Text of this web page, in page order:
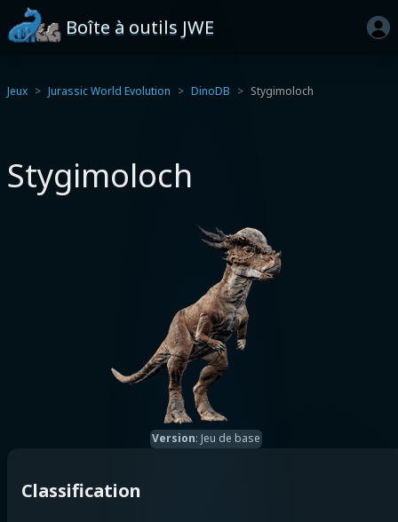
Boîte à outils JWE
Jeux Jurassic World Evolution DinoDB Stygimoloch
Stygimoloch
Version: Jeu de base
Classification